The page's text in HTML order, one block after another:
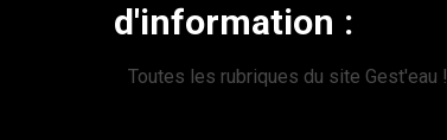
d'information :
Toutes les rubriques du site Gest'eau !